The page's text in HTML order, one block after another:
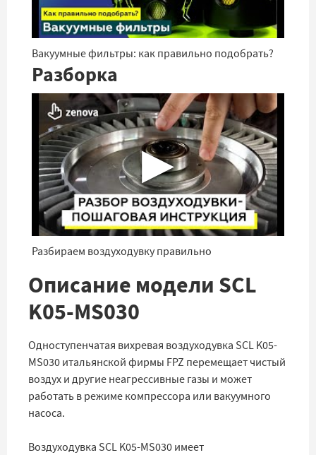
Вакуумные фильтры: как правильно подобрать?
Разборка
▶
Разбираем воздуходувку правильно
Описание модели SCL
K05-MS030
Одноступенчатая вихревая воздуходувка SCL K05-
MS030 итальянской фирмы FPZ перемещает чистый
воздух и другие неагрессивные газы и может
работать в режиме компрессора или вакуумного
насоса.
Воздуходувка SCL K05-MS030 имеет